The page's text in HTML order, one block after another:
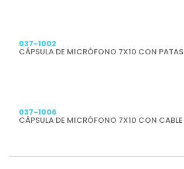
037-1002
CÁPSULA DE MICRÓFONO 7X10 CON PATAS
037-1006
CÁPSULA DE MICRÓFONO 7X10 CON CABLE